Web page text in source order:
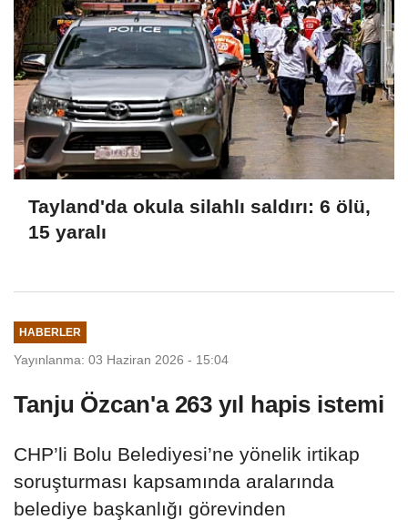
Tayland'da okula silahlı saldırı: 6 ölü,
15 yaralı
HABERLER
Yayınlanma: 03 Haziran 2026 - 15:04
Tanju Özcan'a 263 yıl hapis istemi
CHP’li Bolu Belediyesi’ne yönelik irtikap
soruşturması kapsamında aralarında
belediye başkanlığı görevinden